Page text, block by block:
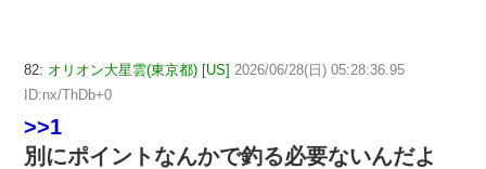
82: オリオン大星雲(東京都) [US] 2026/06/28(日) 05:28:36.95
ID:nx/ThDb+0
>>1
別にポイントなんかで釣る必要ないんだよ